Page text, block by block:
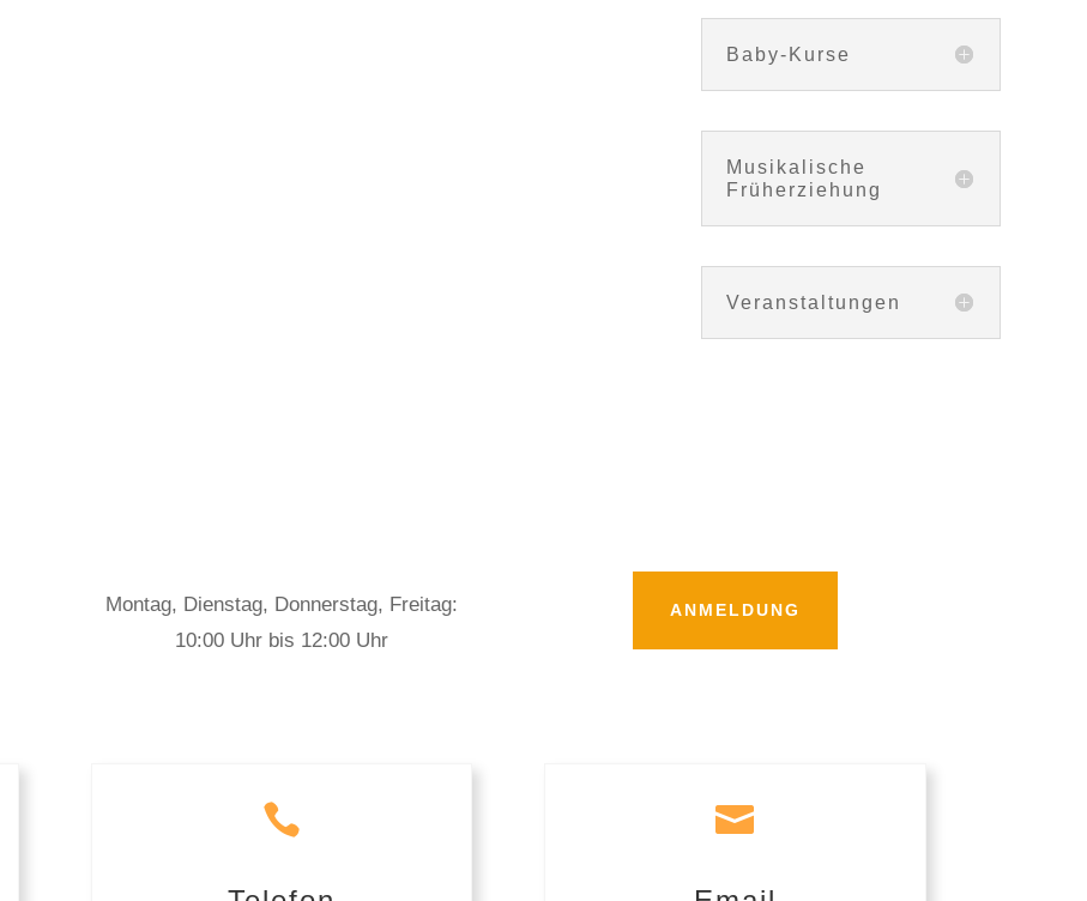
Baby-Kurse
Musikalische
Früherziehung
Veranstaltungen
Montag, Dienstag, Donnerstag, Freitag:
10:00 Uhr bis 12:00 Uhr
ANMELDUNG
 